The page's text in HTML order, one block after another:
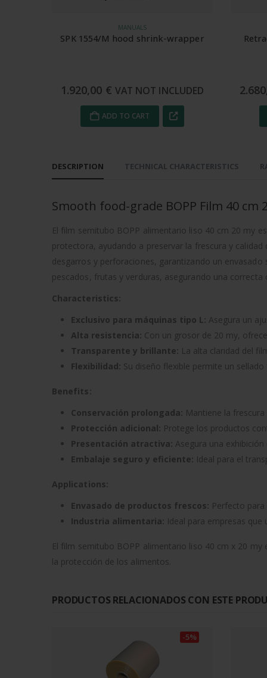
MANUALS
SPK 1554/M hood shrink-wrapper
1.920,00 € VAT NOT INCLUDED
ADD TO CART
DESCRIPTION TECHNICAL CHARACTERISTICS
Smooth food-grade BOPP Film 40 cm
El film semitubo BOPP alimentario liso 40 cm 20 my
protectora, ayudando a preservar la frescura y
desgarros y perforaciones, garantizando un
pescados, frutas y verduras, asegurando una
Characteristics:
Exclusivo para máquinas tipo L: Asegura un
Alta resistencia: Con un grosor de 20 my,
Transparente y brillante: La alta claridad del
Flexibilidad: Su diseño flexible permite un
Benefits:
Conservación prolongada: Mantiene la
Protección adicional: Protege los productos
Presentación atractiva: Asegura una
Embalaje seguro y eficiente: Ideal para el
Applications:
Envasado de productos frescos: Perfecto para
Industria alimentaria: Ideal para empresas
El film semitubo BOPP alimentario liso 40 cm x 20
la protección de los alimentos.
PRODUCTOS RELACIONADOS CON ESTE
-5%